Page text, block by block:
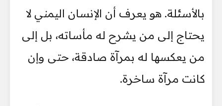
بالأسئلة. هو يعرف أن الإنسان اليمني لا
يحتاج إلى من يشرح له مأساته، بل إلى
من يعكسها له بمرآة صادقة، حتى وإن
كانت مرآة ساخرة.